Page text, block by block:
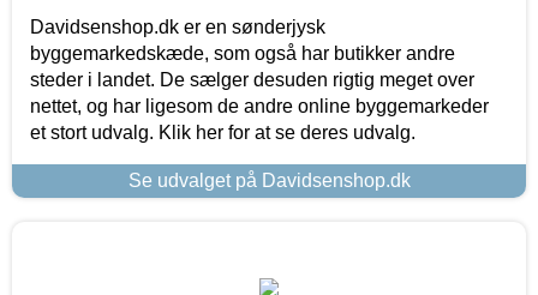
Davidsenshop.dk er en sønderjysk
byggemarkedskæde, som også har butikker andre
steder i landet. De sælger desuden rigtig meget over
nettet, og har ligesom de andre online byggemarkeder
et stort udvalg. Klik her for at se deres udvalg.
Se udvalget på Davidsenshop.dk